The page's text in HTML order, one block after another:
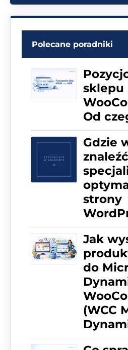
Polecane poradniki
sklepu
Od
Gdzie
znaleźć
strony
Jak
do
(WCC